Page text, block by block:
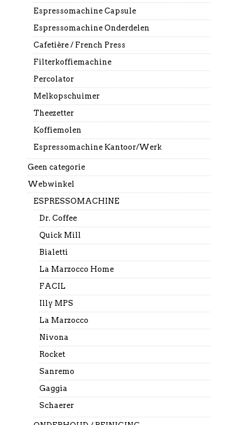
Espressomachine Capsule
Espressomachine Onderdelen
Cafetière / French Press
Filterkoffiemachine
Percolator
Melkopschuimer
Theezetter
Koffiemolen
Espressomachine Kantoor/Werk
Geen categorie
Webwinkel
ESPRESSOMACHINE
Dr. Coffee
Quick Mill
Bialetti
La Marzocco Home
FACIL
Illy MPS
La Marzocco
Nivona
Rocket
Sanremo
Gaggia
Schaerer